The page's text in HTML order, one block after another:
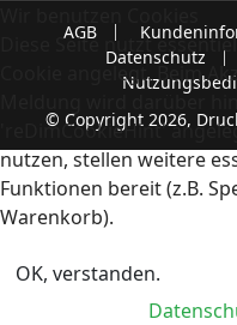
AGB
Datenschutz
© Copyright 2026,
Diese Seite nutzt
Cookie angelegt. Beim
Meldung wird darüber
'reDimCookieHint'
nutzen, stellen weitere
Funktionen bereit (z.B.
Warenkorb).
OK, verstanden.